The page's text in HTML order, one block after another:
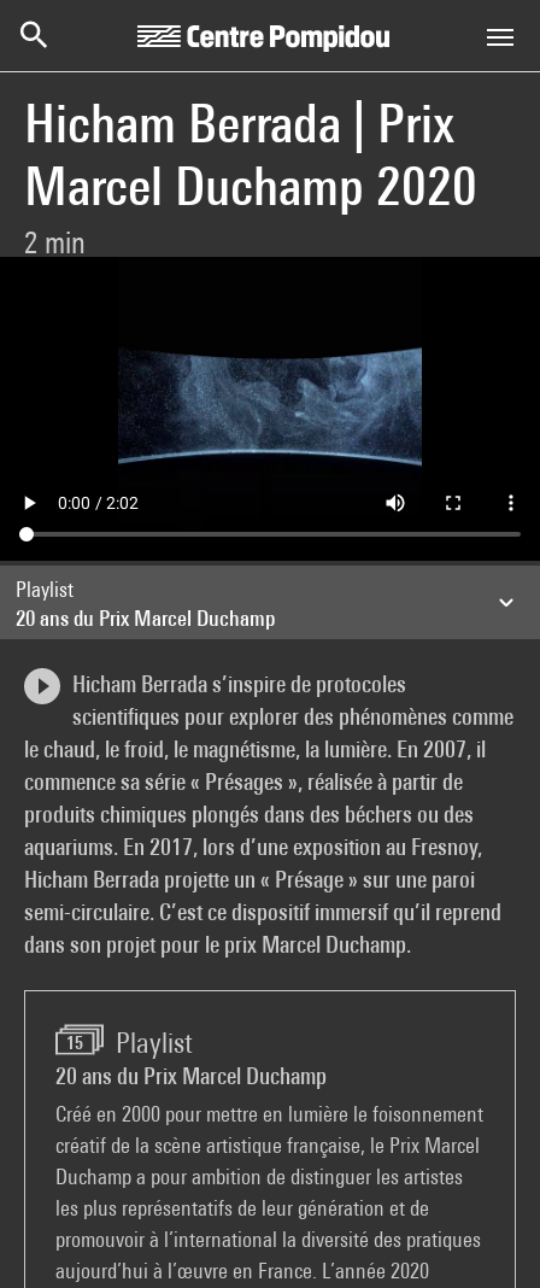
Hicham Berrada | Prix
Marcel Duchamp 2020
2 min
Playlist
20 ans du Prix Marcel Duchamp
Hicham Berrada s’inspire de protocoles
scientifiques pour explorer des phénomènes comme
le chaud, le froid, le magnétisme, la lumière. En 2007, il
commence sa série « Présages », réalisée à partir de
produits chimiques plongés dans des béchers ou des
aquariums. En 2017, lors d’une exposition au Fresnoy,
Hicham Berrada projette un « Présage » sur une paroi
semi-circulaire. C’est ce dispositif immersif qu’il reprend
dans son projet pour le prix Marcel Duchamp.
15 Playlist
20 ans du Prix Marcel Duchamp
Créé en 2000 pour mettre en lumière le foisonnement
créatif de la scène artistique française, le Prix Marcel
Duchamp a pour ambition de distinguer les artistes
les plus représentatifs de leur génération et de
promouvoir à l’international la diversité des pratiques
aujourd’hui à l’œuvre en France. L’année 2020